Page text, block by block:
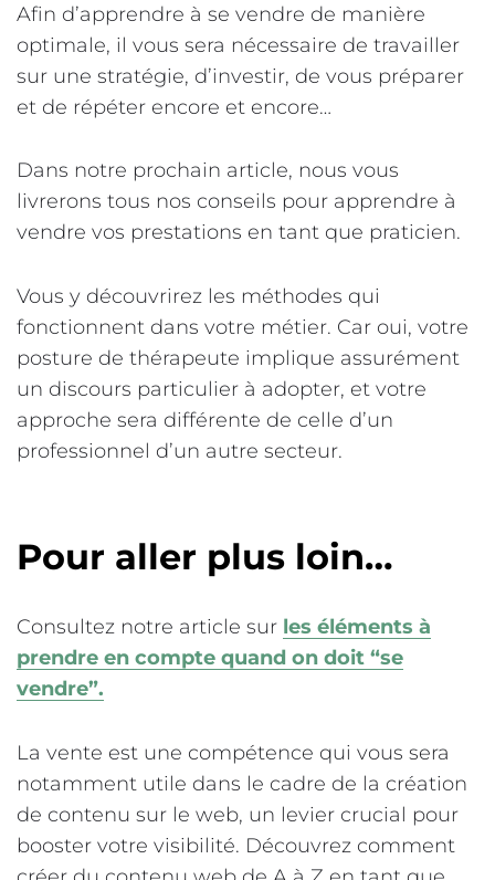
Afin d’apprendre à se vendre de manière
optimale, il vous sera nécessaire de travailler
sur une stratégie, d’investir, de vous préparer
et de répéter encore et encore…
Dans notre prochain article, nous vous
livrerons tous nos conseils pour apprendre à
vendre vos prestations en tant que praticien.
Vous y découvrirez les méthodes qui
fonctionnent dans votre métier. Car oui, votre
posture de thérapeute implique assurément
un discours particulier à adopter, et votre
approche sera différente de celle d’un
professionnel d’un autre secteur.
Pour aller plus loin…
Consultez notre article sur les éléments à
prendre en compte quand on doit “se
vendre”.
La vente est une compétence qui vous sera
notamment utile dans le cadre de la création
de contenu sur le web, un levier crucial pour
booster votre visibilité. Découvrez comment